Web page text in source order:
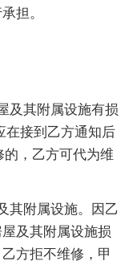
担。
及其附属设施有损
在接到乙方通知后
的，乙方可代为维
其附属设施。因乙
及其附属设施损
方拒不维修，甲